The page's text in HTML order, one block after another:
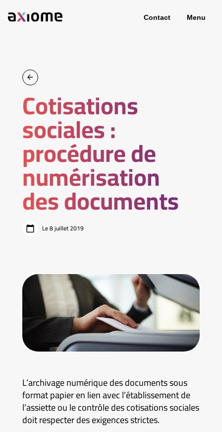
Contact Menu
Cotisations
sociales :
procédure de
numérisation
des documents
Le 8 juillet 2019
L’archivage numérique des documents sous
format papier en lien avec l’établissement de
l’assiette ou le contrôle des cotisations sociales
doit respecter des exigences strictes.